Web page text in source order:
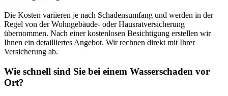
Die Kosten variieren je nach Schadensumfang und werden in der
Regel von der Wohngebäude- oder Hausratversicherung
übernommen. Nach einer kostenlosen Besichtigung erstellen wir
Ihnen ein detailliertes Angebot. Wir rechnen direkt mit Ihrer
Versicherung ab.
Wie schnell sind Sie bei einem Wasserschaden vor
Ort?